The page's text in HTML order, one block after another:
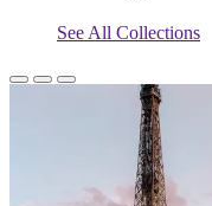
See All Collections